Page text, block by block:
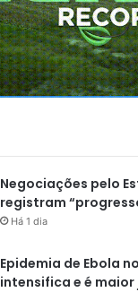
Negociações pelo
registram
Há 1 dia
Epidemia de Ebola
intensifica e é